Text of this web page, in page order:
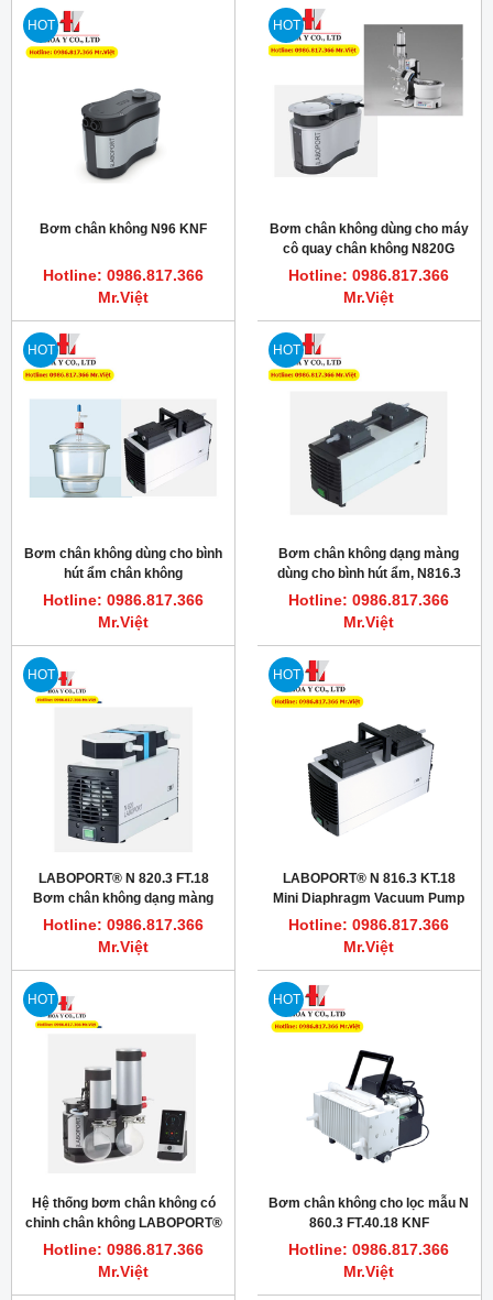
HOT
Bơm chân không N96 KNF
Hotline: 0986.817.366
Mr.Việt
HOT
Bơm chân không dùng cho máy
cô quay chân không N820G
KNF
Hotline: 0986.817.366
Mr.Việt
HOT
Bơm chân không dùng cho bình
hút ẩm chân không
LABOPORT® N 938.50 KT.18
Hotline: 0986.817.366
Mr.Việt
HOT
Bơm chân không dạng màng
dùng cho bình hút ẩm, N816.3
KT.18 20mbar
Hotline: 0986.817.366
Mr.Việt
HOT
LABOPORT® N 820.3 FT.18
Bơm chân không dạng màng
chống hóa chất, 20L/phút, 8
mbar (abs.)
Hotline: 0986.817.366
Mr.Việt
HOT
LABOPORT® N 816.3 KT.18
Mini Diaphragm Vacuum Pump
(Bơm hút chân không)
Hotline: 0986.817.366
Mr.Việt
HOT
Hệ thống bơm chân không có
chỉnh chân không LABOPORT®
SC 820 G
Hotline: 0986.817.366
Mr.Việt
HOT
Bơm chân không cho lọc mẫu N
860.3 FT.40.18 KNF
Hotline: 0986.817.366
Mr.Việt